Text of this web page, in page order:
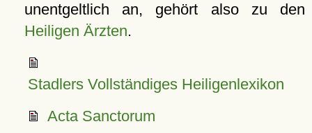
unentgeltlich an, gehört also zu den
Heiligen Ärzten.
Stadlers Vollständiges Heiligenlexikon
Acta Sanctorum